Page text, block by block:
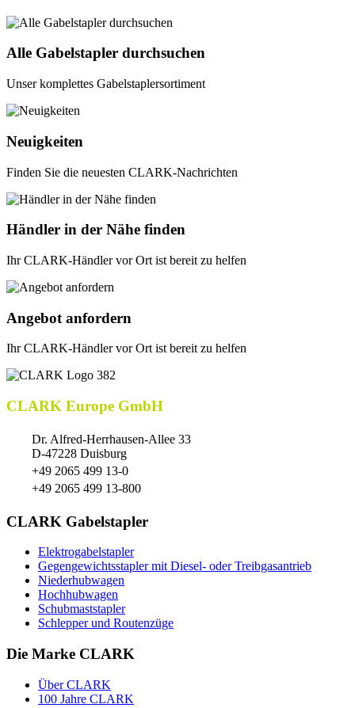
Alle Gabelstapler durchsuchen
Unser komplettes Gabelstaplersortiment
Neuigkeiten
Finden Sie die neuesten CLARK-Nachrichten
Händler in der Nähe finden
Ihr CLARK-Händler vor Ort ist bereit zu helfen
Angebot anfordern
Ihr CLARK-Händler vor Ort ist bereit zu helfen
CLARK Europe GmbH
Dr. Alfred-Herrhausen-Allee 33
D-47228 Duisburg
+49 2065 499 13-0
+49 2065 499 13-800
CLARK Gabelstapler
Elektrogabelstapler
Gegengewichtsstapler mit Diesel- oder Treibgasantrieb
Niederhubwagen
Hochhubwagen
Schubmaststapler
Schlepper und Routenzüge
Die Marke CLARK
Über CLARK
100 Jahre CLARK